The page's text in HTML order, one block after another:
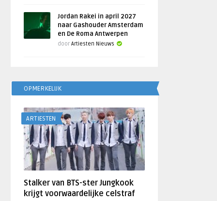
Jordan Rakei in april 2027
naar Gashouder Amsterdam
en De Roma Antwerpen
doorArtiesten Nieuws
OPMERKELIJK
ARTIESTEN
Stalker van BTS-ster Jungkook
krijgt voorwaardelijke celstraf